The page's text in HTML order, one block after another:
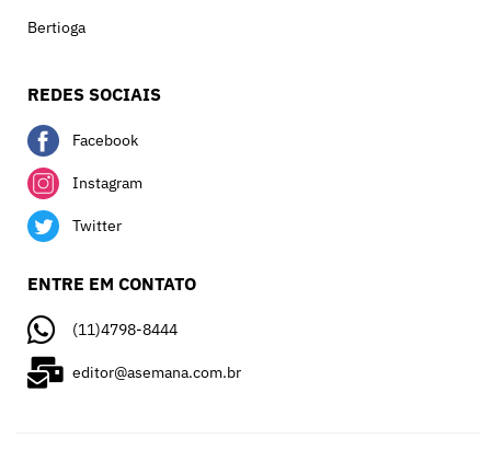
Bertioga
REDES SOCIAIS
Facebook
Instagram
Twitter
ENTRE EM CONTATO
(11)4798-8444
editor@asemana.com.br